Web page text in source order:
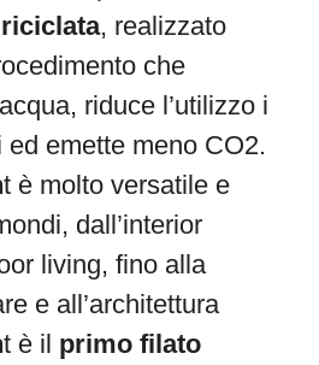
, realizzato
che
riduce l’utilizzo i
ed emette meno CO2.
t è molto versatile e
dall’interior
living, fino alla
e all’architettura
t è il primo filato